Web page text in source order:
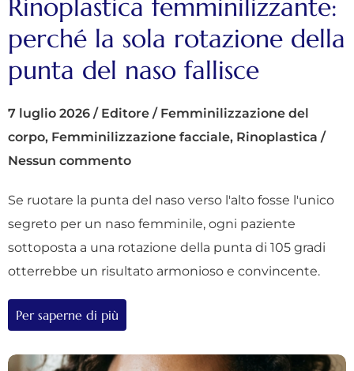
Rinoplastica femminilizzante:
perché la sola rotazione della
punta del naso fallisce
7 luglio 2026 / Editore / Femminilizzazione del
corpo, Femminilizzazione facciale, Rinoplastica /
Nessun commento
Se ruotare la punta del naso verso l'alto fosse l'unico
segreto per un naso femminile, ogni paziente
sottoposta a una rotazione della punta di 105 gradi
otterrebbe un risultato armonioso e convincente.
Per saperne di più